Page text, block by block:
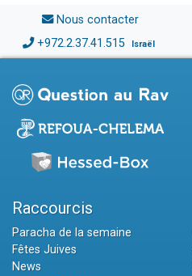
Nous contacter
+972.2.37.41.515 Israël
Raccourcis
Paracha de la semaine
Fêtes Juives
News